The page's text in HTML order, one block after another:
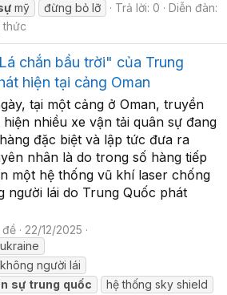
mỹ đừng bỏ lỡ Trả lời: 0
Diễn đàn:
thức
chắn bầu trời" của Trung
hiện tại cảng Oman
tại một cảng ở Oman, truyền
nhiều xe vận tải quân sự đang
đặc biệt và lập tức đưa ra
nhân là do trong số hàng tiếp
một hệ thống vũ khí laser chống
người lái do Trung Quốc phát
đề
22/12/2025
người lái
sự trung quốc
hệ thống sky shield